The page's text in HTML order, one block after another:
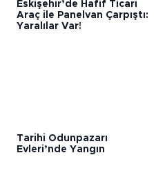
Eskişehir’de Hafif Ticari
Araç ile Panelvan Çarpıştı:
Yaralılar Var!
Tarihi Odunpazarı
Evleri’nde Yangın